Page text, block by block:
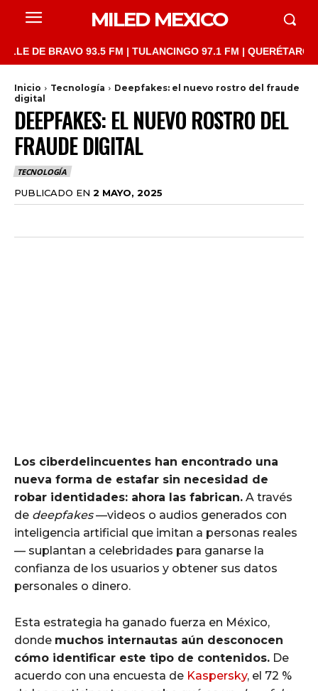
MILED MEXICO
93.5 FM | TULANCINGO 97.1 FM | QUERÉTARO 103.1
Inicio Tecnología
Deepfakes: el nuevo rostro del fraude
digital
DEEPFAKES: EL NUEVO ROSTRO DEL
FRAUDE DIGITAL
TECNOLOGÍA
PUBLICADO EN 2 MAYO, 2025
Los ciberdelincuentes han encontrado una
nueva forma de estafar sin necesidad de
robar identidades: ahora las fabrican. A través
de deepfakes—videos o audios generados con
inteligencia artificial que imitan a personas reales
— suplantan a celebridades para ganarse la
confianza de los usuarios y obtener sus datos
personales o dinero.
Esta estrategia ha ganado fuerza en México,
donde muchos internautas aún desconocen
cómo identificar este tipo de contenidos. De
acuerdo con una encuesta de Kaspersky, el 72 %